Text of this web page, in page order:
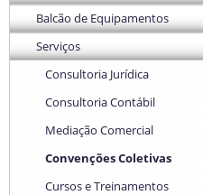
Balcão de Equipamentos
Serviços
Consultoria Jurídica
Consultoria Contábil
Mediação Comercial
Convenções Coletivas
Cursos e Treinamentos